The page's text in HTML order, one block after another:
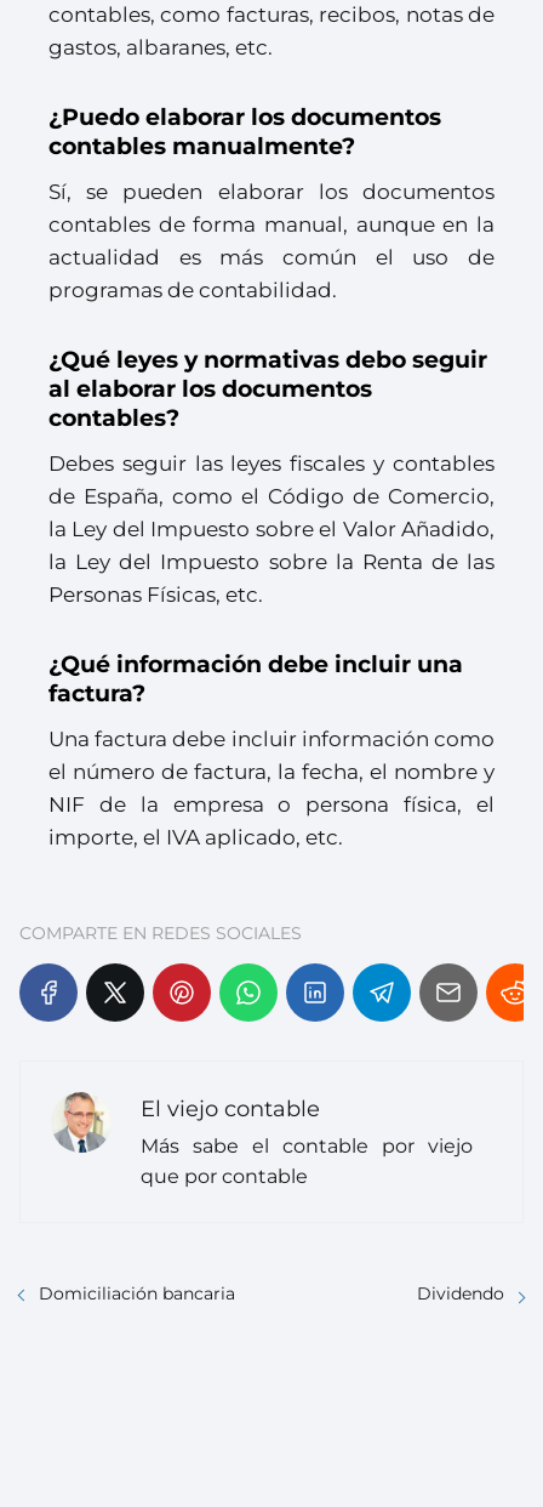
contables, como facturas, recibos, notas de
gastos, albaranes, etc.
¿Puedo elaborar los documentos
contables manualmente?
Sí, se pueden elaborar los documentos
contables de forma manual, aunque en la
actualidad es más común el uso de
programas de contabilidad.
¿Qué leyes y normativas debo seguir
al elaborar los documentos
contables?
Debes seguir las leyes fiscales y contables
de España, como el Código de Comercio,
la Ley del Impuesto sobre el Valor Añadido,
la Ley del Impuesto sobre la Renta de las
Personas Físicas, etc.
¿Qué información debe incluir una
factura?
Una factura debe incluir información como
el número de factura, la fecha, el nombre y
NIF de la empresa o persona física, el
importe, el IVA aplicado, etc.
COMPARTE EN REDES SOCIALES
El viejo contable
Más sabe el contable por viejo
que por contable
Domiciliación bancaria Dividendo